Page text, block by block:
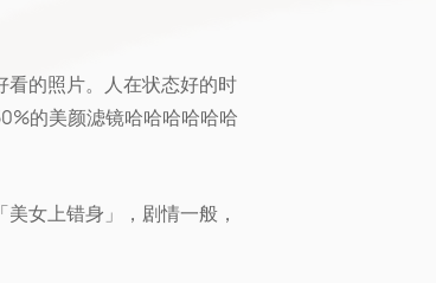
看的照片。人在状态好的时
的美颜滤镜哈哈哈哈哈哈
女上错身」，剧情一般，